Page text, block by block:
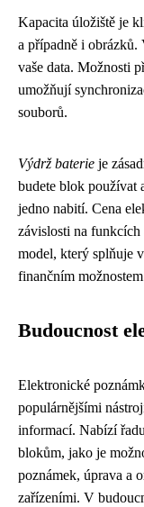
Kapacita úložiště je
a případně i obrázků.
vaše data. Možnosti
umožňují
souborů.
Výdrž baterie je
budete blok používat
jedno nabití. Cena
závislosti na funkcích
model, který splňuje
finančním
Budoucnost
Elektronické
populárnějšími
informací. Nabízí
blokům, jako je
poznámek, úprava a
zařízeními. V